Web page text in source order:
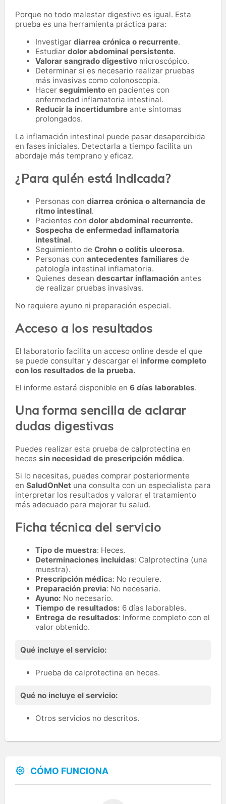
Porque no todo malestar digestivo es igual. Esta
prueba es una herramienta práctica para:
Investigar diarrea crónica o recurrente.
Estudiar dolor abdominal persistente.
Valorar sangrado digestivo microscópico.
Determinar si es necesario realizar pruebas
más invasivas como colonoscopia.
Hacer seguimiento en pacientes con
enfermedad inflamatoria intestinal.
Reducir la incertidumbre ante síntomas
prolongados.
La inflamación intestinal puede pasar desapercibida
en fases iniciales. Detectarla a tiempo facilita un
abordaje más temprano y eficaz.
¿Para quién está indicada?
Personas con diarrea crónica o alternancia de
ritmo intestinal.
Pacientes con dolor abdominal recurrente.
Sospecha de enfermedad inflamatoria
intestinal.
Seguimiento de Crohn o colitis ulcerosa.
Personas con antecedentes familiares de
patología intestinal inflamatoria.
Quienes desean descartar inflamación antes
de realizar pruebas invasivas.
No requiere ayuno ni preparación especial.
Acceso a los resultados
El laboratorio facilita un acceso online desde el que
se puede consultar y descargar el informe completo
con los resultados de la prueba.
El informe estará disponible en 6 días laborables.
Una forma sencilla de aclarar
dudas digestivas
Puedes realizar esta prueba de calprotectina en
heces sin necesidad de prescripción médica.
Si lo necesitas, puedes comprar posteriormente
en SaludOnNet una consulta con un especialista para
interpretar los resultados y valorar el tratamiento
más adecuado para mejorar tu salud.
Ficha técnica del servicio
Tipo de muestra: Heces.
Determinaciones incluidas: Calprotectina (una
muestra).
Prescripción médica: No requiere.
Preparación previa: No necesaria.
Ayuno: No necesario.
Tiempo de resultados: 6 días laborables.
Entrega de resultados: Informe completo con el
valor obtenido.
Qué incluye el servicio:
Prueba de calprotectina en heces.
Qué no incluye el servicio:
Otros servicios no descritos.
CÓMO FUNCIONA